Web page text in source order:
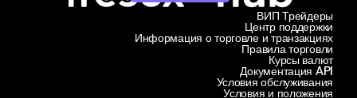
Центр поддержки
Информация о торговле и транзакциях
ВИП Трейдеры
Правила торговли
Курсы валют
Документация API
Условия обслуживания
Условия и положения